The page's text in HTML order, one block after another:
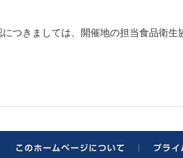
つきましては、開催地の担当食品衛